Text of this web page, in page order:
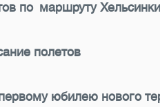
по маршруту
полетов
юбилею нового